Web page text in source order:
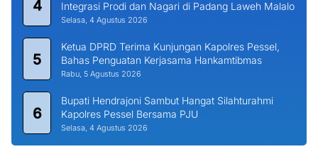
4
Integrasi Prodi dan Nagari di Padang Laweh Malalo
Selasa, 4 Agustus 2026
5
Ketua DPRD Terima Kunjungan Kapolres Pessel,
Bahas Penguatan Kerjasama Hankamtibmas
Rabu, 5 Agustus 2026
6
Bupati Hendrajoni Sambut Hangat Silahturahmi
Kapolres Pessel Bersama PJU
Selasa, 4 Agustus 2026